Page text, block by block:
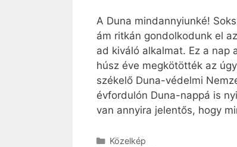
A Duna mindannyiunké!
ám ritkán gondolkodunk el
ad kiváló alkalmat. Ez a nap
húsz éve megkötötték az
székelő Duna-védelmi
évfordulón Duna-nappá is
van annyira jelentős, hogy
Kategória
Közelkép